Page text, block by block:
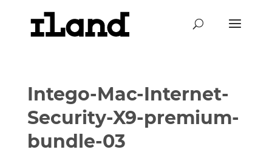
Intego-Mac-Internet-
Security-X9-premium-
bundle-03